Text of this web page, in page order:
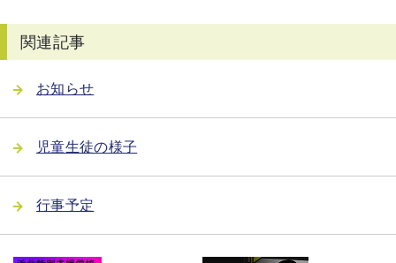
関連記事
お知らせ
児童生徒の様子
行事予定